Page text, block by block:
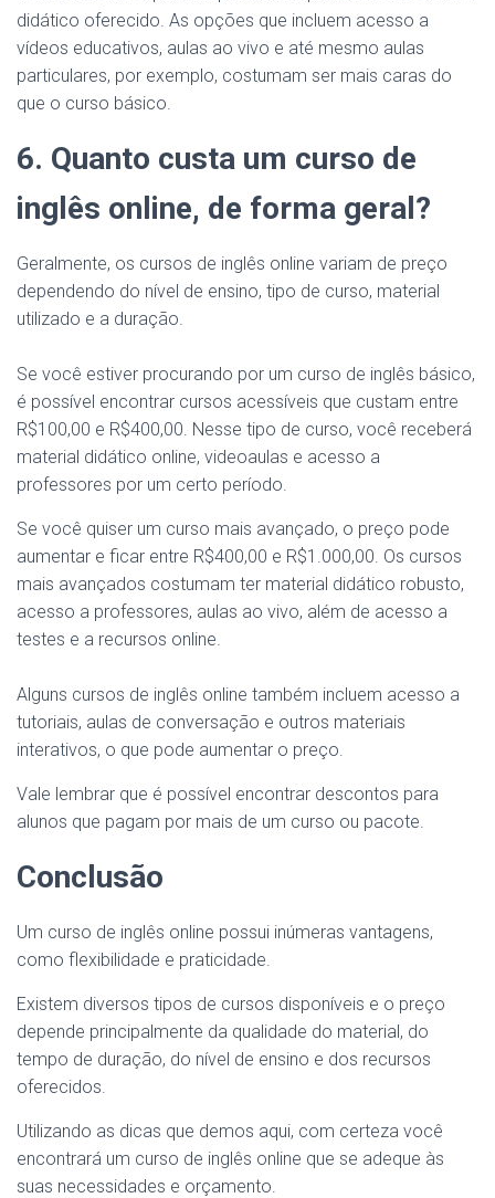
didático oferecido. As opções que incluem acesso a
vídeos educativos, aulas ao vivo e até mesmo aulas
particulares, por exemplo, costumam ser mais caras do
que o curso básico.
6. Quanto custa um curso de
inglês online, de forma geral?
Geralmente, os cursos de inglês online variam de preço
dependendo do nível de ensino, tipo de curso, material
utilizado e a duração.
Se você estiver procurando por um curso de inglês básico,
é possível encontrar cursos acessíveis que custam entre
R$100,00 e R$400,00. Nesse tipo de curso, você receberá
material didático online, videoaulas e acesso a
professores por um certo período.
Se você quiser um curso mais avançado, o preço pode
aumentar e ficar entre R$400,00 e R$1.000,00. Os cursos
mais avançados costumam ter material didático robusto,
acesso a professores, aulas ao vivo, além de acesso a
testes e a recursos online.
Alguns cursos de inglês online também incluem acesso a
tutoriais, aulas de conversação e outros materiais
interativos, o que pode aumentar o preço.
Vale lembrar que é possível encontrar descontos para
alunos que pagam por mais de um curso ou pacote.
Conclusão
Um curso de inglês online possui inúmeras vantagens,
como flexibilidade e praticidade.
Existem diversos tipos de cursos disponíveis e o preço
depende principalmente da qualidade do material, do
tempo de duração, do nível de ensino e dos recursos
oferecidos.
Utilizando as dicas que demos aqui, com certeza você
encontrará um curso de inglês online que se adeque às
suas necessidades e orçamento.